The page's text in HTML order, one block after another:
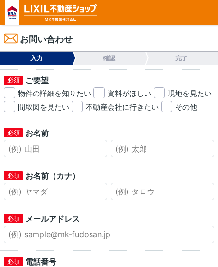
お問い合わせ
入力 確認 完了
ご要望
物件の詳細を知りたい 資料がほしい
現地を見たい
間取図を見たい
不動産会社に行きたい その他
お名前
お名前（カナ）
メールアドレス
電話番号